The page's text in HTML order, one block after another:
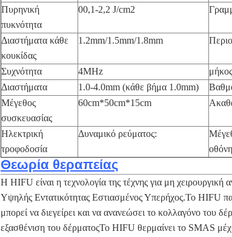
Πυρηνική
πυκνότητα
00,1-2,2 J/cm2
Διαστήματα κάθε
κουκίδας
1.2mm/1.5mm/1.8mm
Συχνότητα 4MHz
Διαστήματα
1.0-4.0mm (κάθε βήμα 1.0mm)
Μέγεθος
συσκευασίας
60cm*50cm*15cm
Ηλεκτρική
τροφοδοσία
Δυναμικό ρεύματος:
Θεωρία θεραπείας
Η HIFU είναι η τεχνολογία της τέχνης για μη
Υψηλής Εντατικότητας Εστιασμένος Υπερήχος.Το HIFU
μπορεί να διεγείρει και να ανανεώσει το κολλαγόνο του
εξασθένιση του δέρματοςΤο HIFU θερμαίνει το SMAS